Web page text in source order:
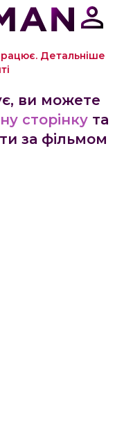
Детальніше
ви можете
сторінку та
за фільмом